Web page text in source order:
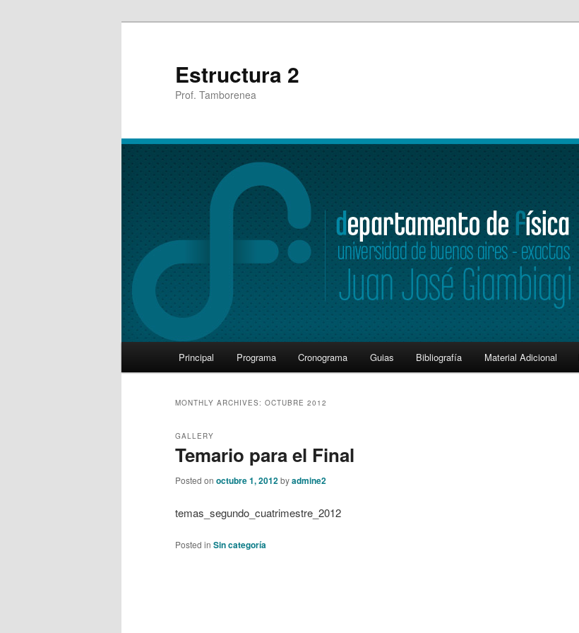
Estructura 2
Prof. Tamborenea
Skip
content
Skip
content
Principal Programa Cronograma Guias Bibliografía Material Adicional
MONTHLY ARCHIVES: OCTUBRE 2012
Temario para el Final
GALLERY
Posted on octubre 1, 2012byadmine2
temas_segundo_cuatrimestre_2012
Posted in Sin categoría